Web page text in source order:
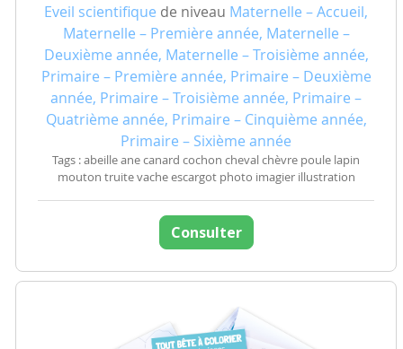
Eveil scientifique de niveau Maternelle – Accueil,
Maternelle – Première année, Maternelle –
Deuxième année, Maternelle – Troisième année,
Primaire – Première année, Primaire – Deuxième
année, Primaire – Troisième année, Primaire –
Quatrième année, Primaire – Cinquième année,
Primaire – Sixième année
Tags : abeille ane canard cochon cheval chèvre poule lapin
mouton truite vache escargot photo imagier illustration
Consulter